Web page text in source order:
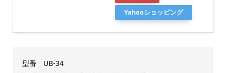
Yahooショッピング
型番 UB-34